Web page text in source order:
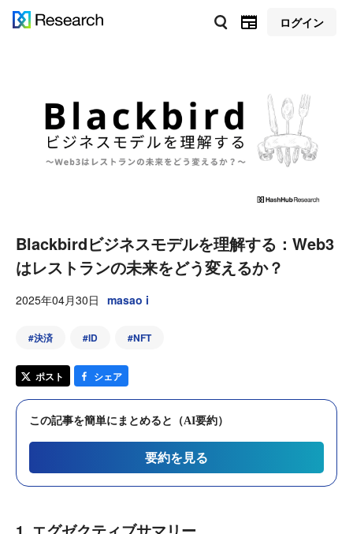
ログイン
Blackbirdビジネスモデルを理解する：Web3
はレストランの未来をどう変えるか？
2025年04月30日 masao i
#決済 #ID #NFT
ポスト シェア
この記事を簡単にまとめると（AI要約）
要約を見る